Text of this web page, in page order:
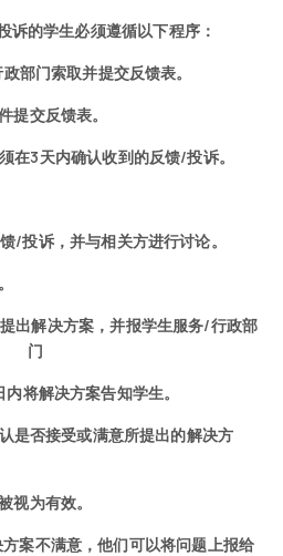
诉的学生必须遵循以下程序：
部门索取并提交反馈表。
提交反馈表。
在3天内确认收到的反馈/投诉。
/投诉，并与相关方进行讨论。
出解决方案，并报学生服务/行政部
门
将解决方案告知学生。
是否接受或满意所提出的解决方
视为有效。
案不满意，他们可以将问题上报给